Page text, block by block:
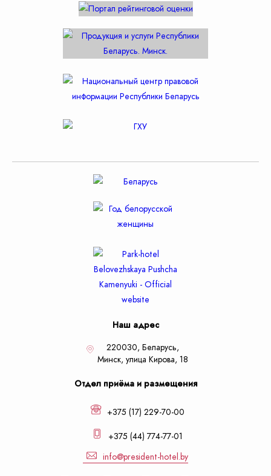
Наш адрес
220030, Беларусь,
Минск, улица Кирова, 18
Отдел приёма и размещения
+375 (17) 229-70-00
+375 (44) 774-77-01
info@president-hotel.by